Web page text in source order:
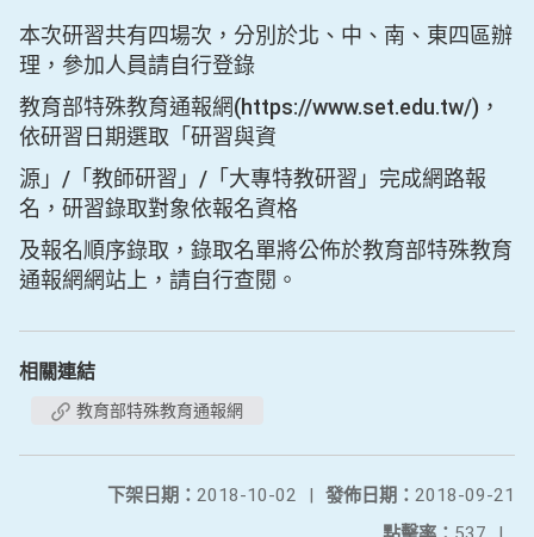
本次研習共有四場次，分別於北、中、南、東四區辦
理，參加人員請自行登錄
教育部特殊教育通報網(https://www.set.edu.tw/)，
依研習日期選取「研習與資
源」/「教師研習」/「大專特教研習」完成網路報
名，研習錄取對象依報名資格
及報名順序錄取，錄取名單將公佈於教育部特殊教育
通報網網站上，請自行查閱。
相關連結
教育部特殊教育通報網
發佈日期： 2018-09-21
下架日期： 2018-10-02
|